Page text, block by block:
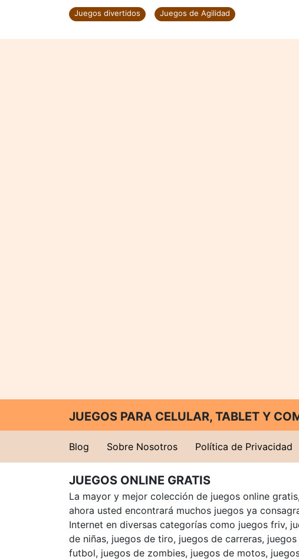
Juegos divertidos Juegos de Agilidad
JUEGOS PARA CELULAR, TABLET Y
Blog Sobre Nosotros Política de Privacidad
JUEGOS ONLINE GRATIS
La mayor y mejor colección de juegos online
ahora usted encontrará muchos juegos ya
Internet en diversas categorías como juegos friv,
de niñas, juegos de tiro, juegos de carreras, juegos
futbol, juegos de zombies, juegos de motos,